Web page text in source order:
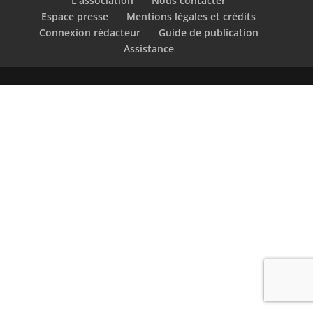
Espace presse
Mentions légales et crédits
Connexion rédacteur
Guide de publication
Assistance